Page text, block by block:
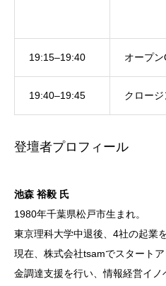
19:15–19:40 オープ
19:40–19:45 クロー
登壇者プロフィール
池森 裕毅 氏
1980年千葉県松戸市生まれ。
東京理科大学中退後、4社の起業
現在、株式会社tsamでスタート
金調達支援を行い、情報経営イ